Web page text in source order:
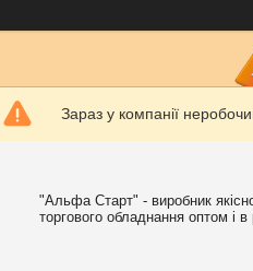
Зараз у компанії
"Альфа Старт" - виробник
торгового обладнання оптом і в